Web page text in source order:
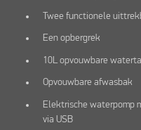
Twee functionele
Een opbergrek
10L opvouwbare
Opvouwbare afwasbak
Elektrische waterpomp
via USB